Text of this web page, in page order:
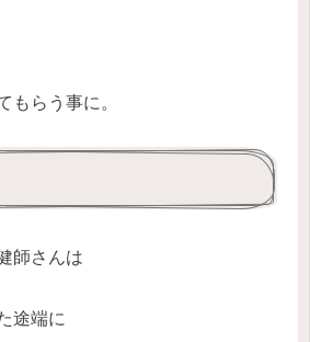
もらう事に。
師さんは
途端に